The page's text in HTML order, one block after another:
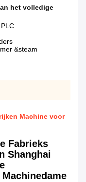
het volledige
&steam
Machine voor
Fabrieks
Shanghai